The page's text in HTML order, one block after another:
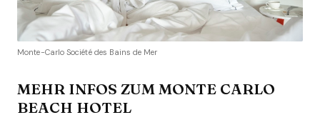
Monte-Carlo Société des Bains de Mer
MEHR INFOS ZUM MONTE CARLO
BEACH HOTEL